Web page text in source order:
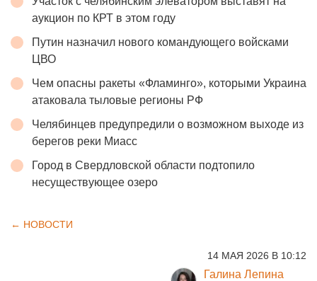
аукцион по КРТ в этом году
Путин назначил нового командующего войсками
ЦВО
Чем опасны ракеты «Фламинго», которыми Украина
атаковала тыловые регионы РФ
Челябинцев предупредили о возможном выходе из
берегов реки Миасс
Город в Свердловской области подтопило
несуществующее озеро
← НОВОСТИ
14 МАЯ 2026 В 10:12
Галина Лепина